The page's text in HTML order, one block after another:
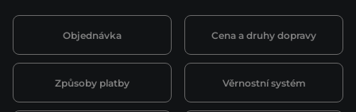
Objednávka Cena a druhy dopravy
Způsoby platby Věrnostní systém